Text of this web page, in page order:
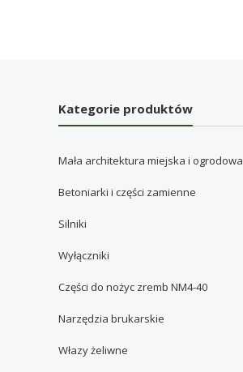
Kategorie produktów
Mała architektura miejska i ogrodowa
Betoniarki i części zamienne
Silniki
Wyłączniki
Części do nożyc zremb NM4-40
Narzędzia brukarskie
Włazy żeliwne